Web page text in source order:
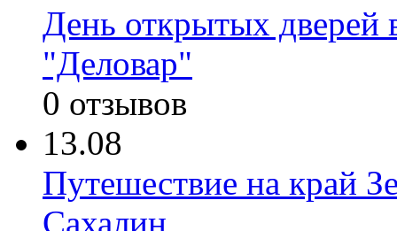
День открытых дверей
"Деловар"
0 отзывов
13.08
Путешествие на край
Сахалин